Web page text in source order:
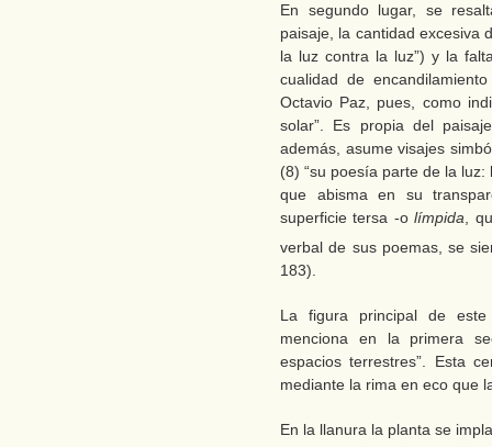
En segundo lugar, se
paisaje, la cantidad excesiva
la luz contra la luz”) y la
cualidad de
Octavio Paz, pues, como
solar”. Es propia del
además, asume visajes
(8) “su poesía parte de la
que abisma en su
superficie tersa -olímpida,
verbal de sus poemas, se
183).
La figura principal de
menciona en la primera
espacios terrestres”. Esta
mediante la rima en eco que
En la llanura la planta se